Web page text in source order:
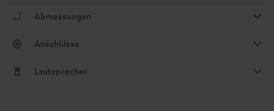
Abmessungen
Anschlüsse
Lautsprecher